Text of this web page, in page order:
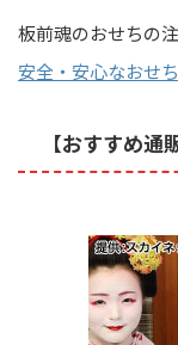
板前魂のおせちの
安全・安心なおせち
【おすすめ